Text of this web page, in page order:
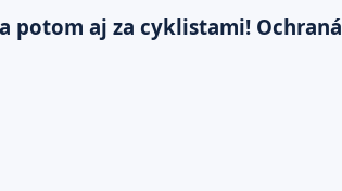
potom aj za cyklistami!